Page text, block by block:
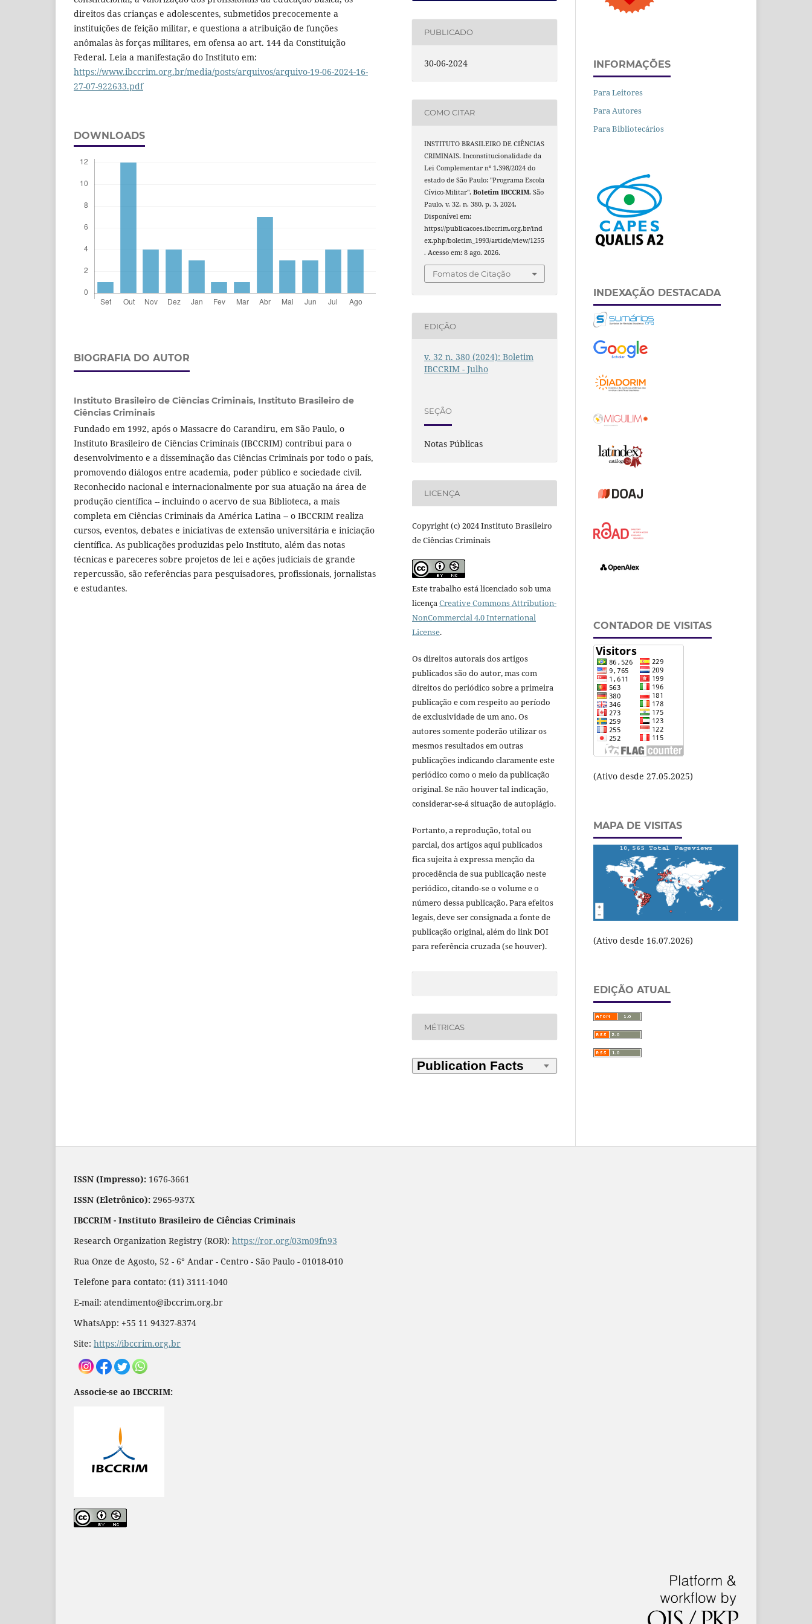
direitos das crianças e adolescentes, submetidos precocemente a
instituições de feição militar, e questiona a atribuição de funções
anômalas às forças militares, em ofensa ao art. 144 da Constituição
Federal. Leia a manifestação do Instituto em:
https://www.ibccrim.org.br/media/posts/arquivos/arquivo-19-06-2024-16-
27-07-922633.pdf
DOWNLOADS
BIOGRAFIA DO AUTOR
Instituto Brasileiro de Ciências Criminais, Instituto Brasileiro de
Ciências Criminais
Fundado em 1992, após o Massacre do Carandiru, em São Paulo, o
Instituto Brasileiro de Ciências Criminais (IBCCRIM) contribui para o
desenvolvimento e a disseminação das Ciências Criminais por todo o país,
promovendo diálogos entre academia, poder público e sociedade civil.
Reconhecido nacional e internacionalmente por sua atuação na área de
produção científica -- incluindo o acervo de sua Biblioteca, a mais
completa em Ciências Criminais da América Latina -- o IBCCRIM realiza
cursos, eventos, debates e iniciativas de extensão universitária e iniciação
científica. As publicações produzidas pelo Instituto, além das notas
técnicas e pareceres sobre projetos de lei e ações judiciais de grande
repercussão, são referências para pesquisadores, profissionais, jornalistas
e estudantes.
PUBLICADO
30-06-2024
COMO CITAR
INSTITUTO BRASILEIRO DE CIÊNCIAS
CRIMINAIS. Inconstitucionalidade da
Lei Complementar nº 1.398/2024 do
estado de São Paulo: "Programa Escola
Cívico-Militar".Boletim IBCCRIM, São
Paulo, v. 32, n. 380, p. 3, 2024.
Disponível em:
https://publicacoes.ibccrim.org.br/ind
ex.php/boletim_1993/article/view/1255
. Acesso em: 8 ago. 2026.
Fomatos de Citação
EDIÇÃO
v. 32 n. 380 (2024): Boletim
IBCCRIM - Julho
SEÇÃO
Notas Públicas
LICENÇA
Copyright (c) 2024 Instituto Brasileiro
de Ciências Criminais
Este trabalho está licenciado sob uma
licençaCreative Commons Attribution-
NonCommercial 4.0 International
License.
Os direitos autorais dos artigos
publicados são do autor, mas com
direitos do periódico sobre a primeira
publicação e com respeito ao período
de exclusividade de um ano. Os
autores somente poderão utilizar os
mesmos resultados em outras
publicações indicando claramente este
periódico como o meio da publicação
original. Se não houver tal indicação,
considerar-se-á situação de autoplágio.
Portanto, a reprodução, total ou
parcial, dos artigos aqui publicados
fica sujeita à expressa menção da
procedência de sua publicação neste
periódico, citando-se o volume e o
número dessa publicação. Para efeitos
legais, deve ser consignada a fonte de
publicação original, além do link DOI
para referência cruzada (se houver).
MÉTRICAS
INFORMAÇÕES
Para Leitores
Para Autores
Para Bibliotecários
INDEXAÇÃO DESTACADA
CONTADOR DE VISITAS
(Ativo desde 27.05.2025)
MAPA DE VISITAS
(Ativo desde 16.07.2026)
EDIÇÃO ATUAL
ISSN (Impresso): 1676-3661
ISSN (Eletrônico): 2965-937X
IBCCRIM - Instituto Brasileiro de Ciências Criminais
Research Organization Registry (ROR): https://ror.org/03m09fn93
Rua Onze de Agosto, 52 - 6° Andar - Centro - São Paulo - 01018-010
Telefone para contato: (11) 3111-1040
E-mail: atendimento@ibccrim.org.br
WhatsApp: +55 11 94327-8374
Site: https://ibccrim.org.br
Associe-se ao IBCCRIM: